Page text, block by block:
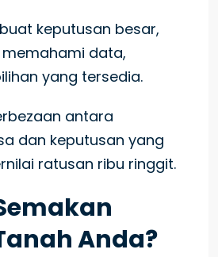
keputusan besar,
data,
yang tersedia.
antara
dan keputusan yang
ratusan ribu ringgit.
Anda?